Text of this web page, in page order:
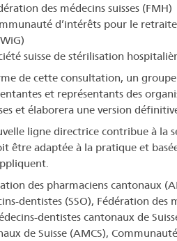
des médecins suisses (FMH)
d’intérêts pour le
suisse de stérilisation
de cette consultation, un
et représentants des
et élaborera une version
ligne directrice contribue à la
être adaptée à la pratique et
des pharmaciens cantonaux
dentistes (SSO), Fédération des
dentistes cantonaux de
de Suisse (AMCS),